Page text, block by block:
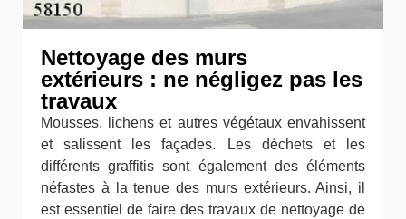
Nettoyage des murs
extérieurs : ne négligez pas les
travaux
Mousses, lichens et autres végétaux envahissent
et salissent les façades. Les déchets et les
différents graffitis sont également des éléments
néfastes à la tenue des murs extérieurs. Ainsi, il
est essentiel de faire des travaux de nettoyage de